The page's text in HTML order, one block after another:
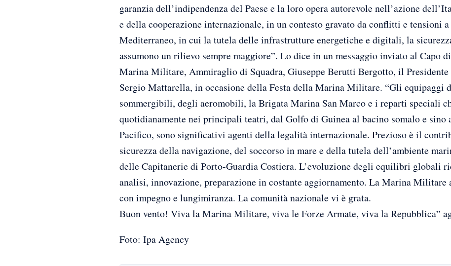
garanzia dell’indipendenza del Paese e la loro opera autorevole nell’azione
e della cooperazione internazionale, in un contesto gravato da conflitti e tensioni
Mediterraneo, in cui la tutela delle infrastrutture energetiche e digitali, la
assumono un rilievo sempre maggiore”. Lo dice in un messaggio inviato al Capo
Marina Militare, Ammiraglio di Squadra, Giuseppe Berutti Bergotto, il Presidente
Sergio Mattarella, in occasione della Festa della Marina Militare. “Gli equipaggi
sommergibili, degli aeromobili, la Brigata Marina San Marco e i reparti speciali
quotidianamente nei principali teatri, dal Golfo di Guinea al bacino somalo e sino
Pacifico, sono significativi agenti della legalità internazionale. Prezioso è il
sicurezza della navigazione, del soccorso in mare e della tutela dell’ambiente
delle Capitanerie di Porto-Guardia Costiera. L’evoluzione degli equilibri globali
analisi, innovazione, preparazione in costante aggiornamento. La Marina Militare
con impegno e lungimiranza. La comunità nazionale vi è grata.
Buon vento! Viva la Marina Militare, viva le Forze Armate, viva la Repubblica”
Foto: Ipa Agency